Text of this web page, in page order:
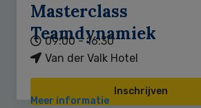
Masterclass
Teamdynamiek
09:00 - 16:30
Van der Valk Hotel
Inschrijven
Meer informatie